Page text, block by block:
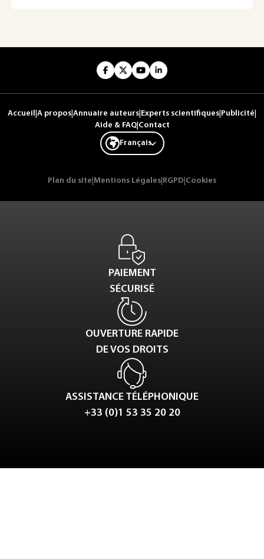
Accueil A propos Annuaire auteurs Experts scientifiques Publicité
Aide & FAQ| Contact
Français
Plan du site Mentions Légales RGPD Cookies
PAIEMENT
SÉCURISÉ
OUVERTURE RAPIDE
DE VOS DROITS
ASSISTANCE TÉLÉPHONIQUE
+33 (0)1 53 35 20 20